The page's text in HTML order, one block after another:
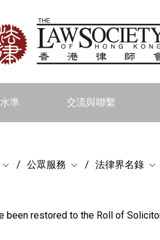
準 交流與聯繫
公眾服務 法律界名錄
been restored to the Roll of